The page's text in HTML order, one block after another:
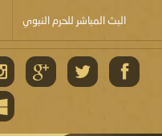
البث المباشر للحرم النبوي